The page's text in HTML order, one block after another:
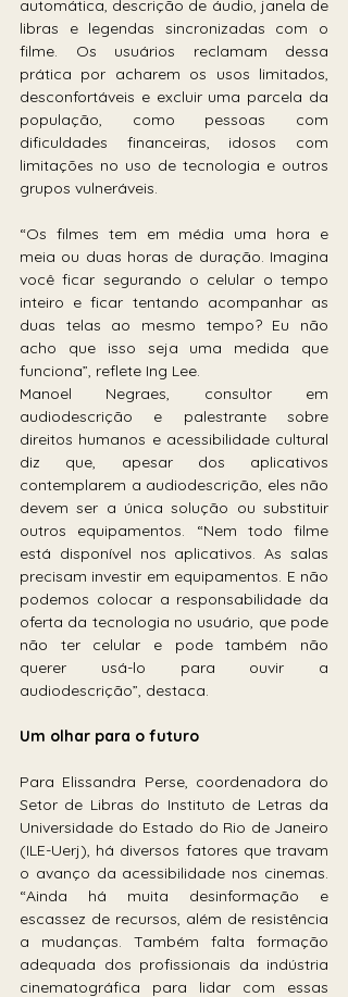
automática, descrição de áudio, janela de
libras e legendas sincronizadas com o
filme. Os usuários reclamam dessa
prática por acharem os usos limitados,
desconfortáveis e excluir uma parcela da
população, como pessoas com
limitações no uso de tecnologia e outros
grupos vulneráveis.
“Os filmes tem em média uma hora e
meia ou duas horas de duração. Imagina
você ficar segurando o celular o tempo
inteiro e ficar tentando acompanhar as
duas telas ao mesmo tempo? Eu não
acho que isso seja uma medida que
funciona”, reflete Ing Lee.
Manoel Negraes, consultor em
audiodescrição e palestrante sobre
direitos humanos e acessibilidade cultural
diz que, apesar dos aplicativos
contemplarem a audiodescrição, eles não
devem ser a única solução ou substituir
outros equipamentos. “Nem todo filme
está disponível nos aplicativos. As salas
precisam investir em equipamentos. E não
podemos colocar a responsabilidade da
oferta da tecnologia no usuário, que pode
não ter celular e pode também não
querer usá-lo para ouvir a
audiodescrição”, destaca.
Um olhar para o futuro
Para Elissandra Perse, coordenadora do
Setor de Libras do Instituto de Letras da
Universidade do Estado do Rio de Janeiro
(ILE-Uerj), há diversos fatores que travam
o avanço da acessibilidade nos cinemas.
“Ainda há muita desinformação e
escassez de recursos, além de resistência
a mudanças. Também falta formação
adequada dos profissionais da indústria
cinematográfica para lidar com essas